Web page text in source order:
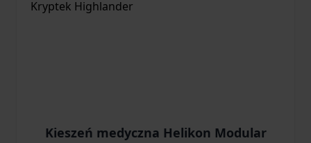
Kieszeń medyczna Helikon Modular